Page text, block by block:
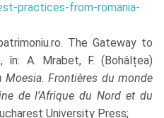
practices-from-romania-
The Gateway to
în: A. Mrabet, F. (Bohâlțea)
Moesia. Frontières du monde
de l’Afrique du Nord et du
University Press;